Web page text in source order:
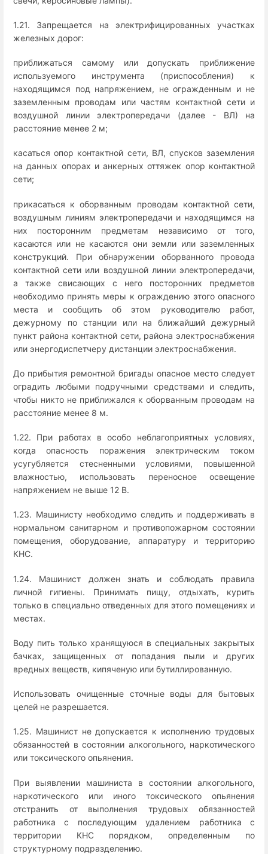
1.21. Запрещается на электрифицированных участках
железных дорог:
приближаться самому или допускать приближение
используемого инструмента (приспособления) к
находящимся под напряжением, не огражденным и не
заземленным проводам или частям контактной сети и
воздушной линии электропередачи (далее - ВЛ) на
расстояние менее 2 м;
касаться опор контактной сети, ВЛ, спусков заземления
на данных опорах и анкерных оттяжек опор контактной
сети;
прикасаться к оборванным проводам контактной сети,
воздушным линиям электропередачи и находящимся на
них посторонним предметам независимо от того,
касаются или не касаются они земли или заземленных
конструкций. При обнаружении оборванного провода
контактной сети или воздушной линии электропередачи,
а также свисающих с него посторонних предметов
необходимо принять меры к ограждению этого опасного
места и сообщить об этом руководителю работ,
дежурному по станции или на ближайший дежурный
пункт района контактной сети, района электроснабжения
или энергодиспетчеру дистанции электроснабжения.
До прибытия ремонтной бригады опасное место следует
оградить любыми подручными средствами и следить,
чтобы никто не приближался к оборванным проводам на
расстояние менее 8 м.
1.22. При работах в особо неблагоприятных условиях,
когда опасность поражения электрическим током
усугубляется стесненными условиями, повышенной
влажностью, использовать переносное освещение
напряжением не выше 12 В.
1.23. Машинисту необходимо следить и поддерживать в
нормальном санитарном и противопожарном состоянии
помещения, оборудование, аппаратуру и территорию
КНС.
1.24. Машинист должен знать и соблюдать правила
личной гигиены. Принимать пищу, отдыхать, курить
только в специально отведенных для этого помещениях и
местах.
Воду пить только хранящуюся в специальных закрытых
бачках, защищенных от попадания пыли и других
вредных веществ, кипяченую или бутиллированную.
Использовать очищенные сточные воды для бытовых
целей не разрешается.
1.25. Машинист не допускается к исполнению трудовых
обязанностей в состоянии алкогольного, наркотического
или токсического опьянения.
При выявлении машиниста в состоянии алкогольного,
наркотического или иного токсического опьянения
отстранить от выполнения трудовых обязанностей
работника с последующим удалением работника с
территории КНС порядком, определенным по
структурному подразделению.